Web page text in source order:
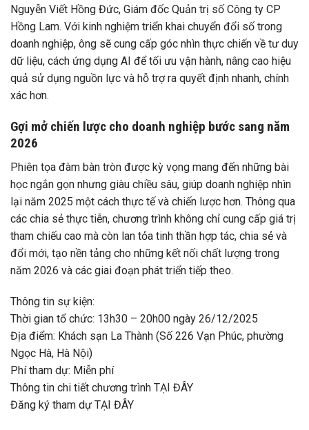
Nguyễn Viết Hồng Đức, Giám đốc Quản trị số Công ty CP
Hồng Lam. Với kinh nghiệm triển khai chuyển đổi số trong
doanh nghiệp, ông sẽ cung cấp góc nhìn thực chiến về tư duy
dữ liệu, cách ứng dụng AI để tối ưu vận hành, nâng cao hiệu
quả sử dụng nguồn lực và hỗ trợ ra quyết định nhanh, chính
xác hơn.
Gợi mở chiến lược cho doanh nghiệp bước sang năm
2026
Phiên tọa đàm bàn tròn được kỳ vọng mang đến những bài
học ngắn gọn nhưng giàu chiều sâu, giúp doanh nghiệp nhìn
lại năm 2025 một cách thực tế và chiến lược hơn. Thông qua
các chia sẻ thực tiễn, chương trình không chỉ cung cấp giá trị
tham chiếu cao mà còn lan tỏa tinh thần hợp tác, chia sẻ và
đổi mới, tạo nền tảng cho những kết nối chất lượng trong
năm 2026 và các giai đoạn phát triển tiếp theo.
Thông tin sự kiện:
Thời gian tổ chức: 13h30 – 20h00 ngày 26/12/2025
Địa điểm: Khách sạn La Thành (Số 226 Vạn Phúc, phường
Ngọc Hà, Hà Nội)
Phí tham dự: Miễn phí
Thông tin chi tiết chương trình TẠI ĐÂY
Đăng ký tham dự TẠI ĐÂY